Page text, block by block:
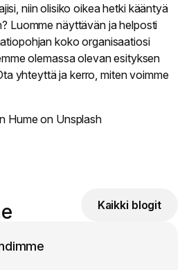
niin olisiko oikea hetki kääntyä
Luomme näyttävän ja helposti
koko organisaatiosi
olemassa olevan esityksen
yhteyttä ja kerro, miten voimme
Hume on Unsplash
Kaikki blogit